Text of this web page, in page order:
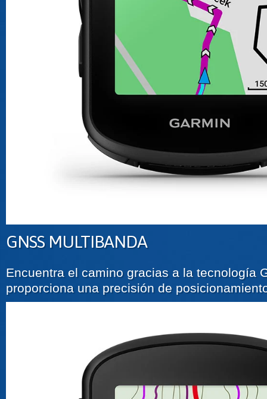
GNSS MULTIBANDA
Encuentra el camino gracias a la tecnología
proporciona una precisión de